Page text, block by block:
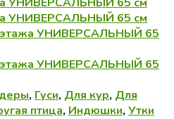
, Гуси, Для кур, Для
птица, Индюшки, Утки